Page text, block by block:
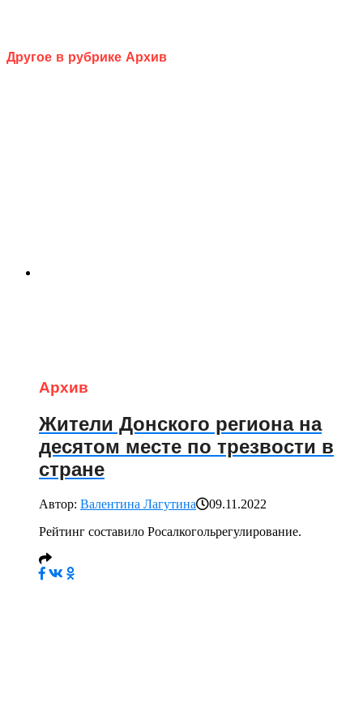
Другое в рубрике Архив
Архив
Жители Донского региона на
десятом месте по трезвости в
стране
Автор: Валентина Лагутина
09.11.2022
Рейтинг составило Росалкогольрегулирование.